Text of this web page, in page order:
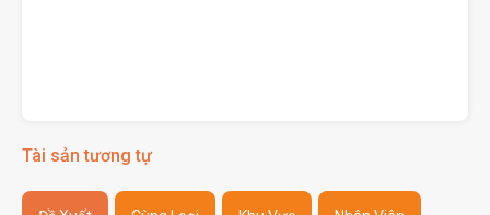
Tài sản tương tự